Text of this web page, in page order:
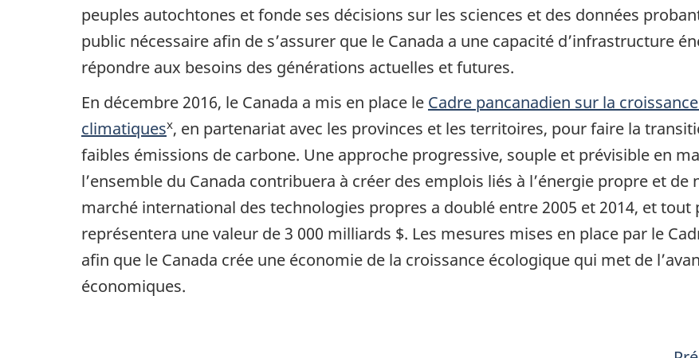
peuples autochtones et fonde ses décisions sur les sciences et des données
public nécessaire afin de s’assurer que le Canada a une capacité d’infrastructure
répondre aux besoins des générations actuelles et futures.
En décembre 2016, le Canada a mis en place le Cadre pancanadien sur la
climatiquesx, en partenariat avec les provinces et les territoires, pour faire la
faibles émissions de carbone. Une approche progressive, souple et prévisible en
l’ensemble du Canada contribuera à créer des emplois liés à l’énergie propre et
marché international des technologies propres a doublé entre 2005 et 2014, et tout
représentera une valeur de 3 000 milliards $. Les mesures mises en place par le
afin que le Canada crée une économie de la croissance écologique qui met de
économiques.